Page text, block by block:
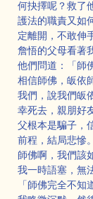
何抉擇呢？救了
護法的職責又如
定離開，不敢伸
詹悟的父母看著
他們問道：「師
相信師佛，皈依
我們，說我們皈
幸死去，親朋好
父根本是騙子，
前程，結局悲慘
師佛啊，我們該
我一時語塞，無
「師佛完全不知